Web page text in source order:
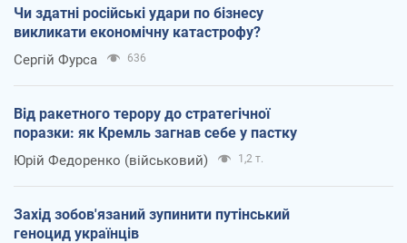
Чи здатні російські удари по бізнесу
викликати економічну катастрофу?
Сергій Фурса 636
Від ракетного терору до стратегічної
поразки: як Кремль загнав себе у пастку
Юрій Федоренко (військовий) 1,2 т.
Захід зобов'язаний зупинити путінський
геноцид українців